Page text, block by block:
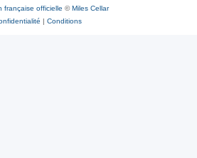
française officielle ©Miles Cellar
| Conditions